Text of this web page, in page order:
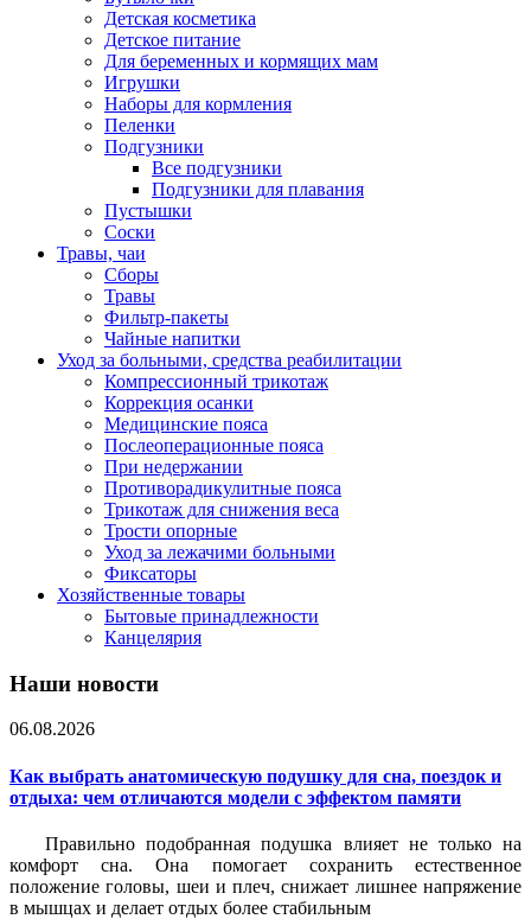
Детская косметика
Детское питание
Для беременных и кормящих мам
Игрушки
Наборы для кормления
Пеленки
Подгузники
Все подгузники
Подгузники для плавания
Пустышки
Соски
Травы, чаи
Сборы
Травы
Фильтр-пакеты
Чайные напитки
Уход за больными, средства реабилитации
Компрессионный трикотаж
Коррекция осанки
Медицинские пояса
Послеоперационные пояса
При недержании
Противорадикулитные пояса
Трикотаж для снижения веса
Трости опорные
Уход за лежачими больными
Фиксаторы
Хозяйственные товары
Бытовые принадлежности
Канцелярия
Наши новости
06.08.2026
Как выбрать анатомическую подушку для сна, поездок и
отдыха: чем отличаются модели с эффектом памяти
Правильно подобранная подушка влияет не только на
комфорт сна. Она помогает сохранить естественное
положение головы, шеи и плеч, снижает лишнее напряжение
в мышцах и делает отдых более стабильным